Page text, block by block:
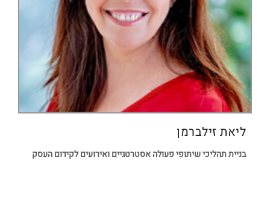
ליאת זילברמן
בניית תהליכי שיתופי פעולה אסטרטגיים ואירועים לקידום העסק